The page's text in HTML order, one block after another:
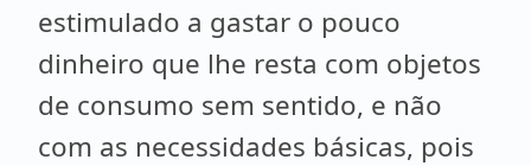
estimulado a gastar o pouco
dinheiro que lhe resta com objetos
de consumo sem sentido, e não
com as necessidades básicas, pois